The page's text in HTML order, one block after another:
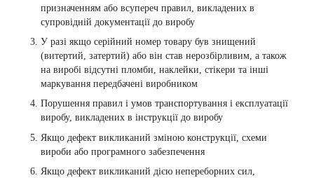
призначенням або всупереч правил, викладених в
супровідній документації до виробу
У разі якщо серійний номер товару був знищений
(витертий, затертий) або він став нерозбірливим, а також
на виробі відсутні пломби, наклейки, стікери та інші
маркування передбачені виробником
Порушення правил і умов транспортування і експлуатації
виробу, викладених в інструкції до виробу
Якщо дефект викликаний зміною конструкції, схеми
вироби або програмного забезпечення
Якщо дефект викликаний дією непереборних сил,